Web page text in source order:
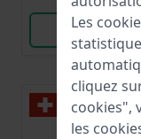
Voir les
Les
cliquez
cookies",
les